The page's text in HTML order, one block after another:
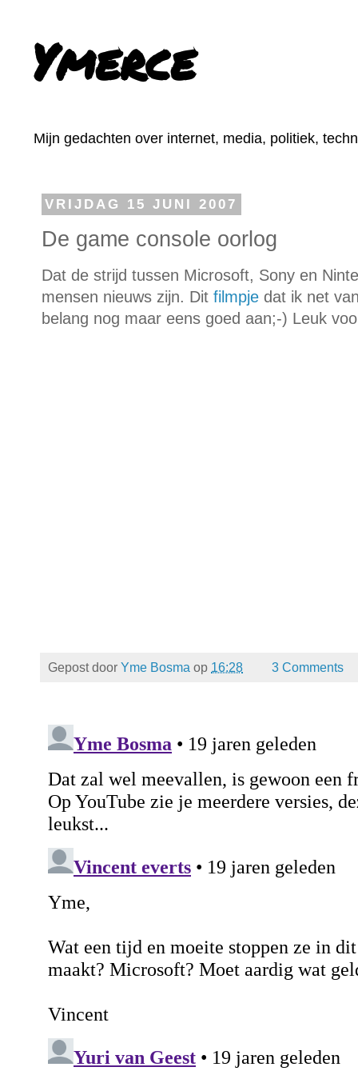
Ymerce
Mijn gedachten over internet, media, politiek,
VRIJDAG 15 JUNI 2007
De game console oorlog
Dat de strijd tussen Microsoft, Sony en
mensen nieuws zijn. Dit filmpje dat ik net
belang nog maar eens goed aan;-) Leuk
Gepost door Yme Bosma op 16:28 3 Comments